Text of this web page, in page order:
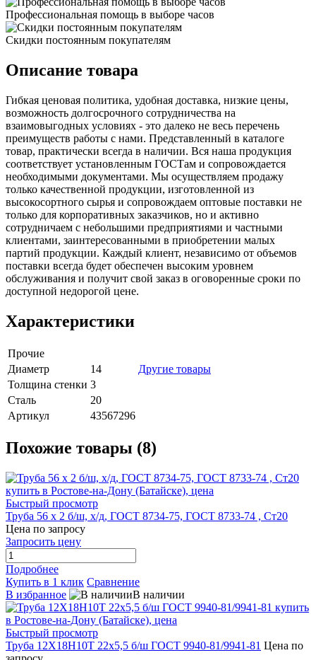
Профессиональная помощь в выборе часов
Скидки постоянным покупателям
Описание товара
Гибкая ценовая политика, удобная доставка, низкие цены,
возможность долгосрочного сотрудничества на
взаимовыгодных условиях - это далеко не весь перечень
преимуществ работы с нами. Представленный в каталоге
товар, практически всегда в наличии. Вся наша продукция
соответствует установленным ГОСТам и сопровождается
необходимыми документами. Мы осуществляем продажу
только качественной продукции, изготовленной из
высокосортного сырья и сопровождаем оптовые поставки не
только для корпоративных заказчиков, но и активно
сотрудничаем с небольшими предприятиями и частными
клиентами, заинтересованными в приобретении малых
партий продукции. Каждый клиент, независимо от объемов
поставки всегда будет обеспечен высоким уровнем
обслуживания и получит свой заказ в оговоренные сроки по
доступной недорогой цене.
Характеристики
Прочие
Диаметр
14
Другие товары
Толщина стенки 3
Сталь
20
Артикул
43567296
Похожие товары (8)
Быстрый просмотр
Труба 56 х 2 б/ш, х/д, ГОСТ 8734-75, ГОСТ 8733-74 , Ст20
Цена по запросу
Запросить цену
Подробнее
Купить в 1 клик Сравнение
В избранное
В наличии
Быстрый просмотр
Труба 12Х18Н10Т 22х5,5 б/ш ГОСТ 9940-81/9941-81 Цена по